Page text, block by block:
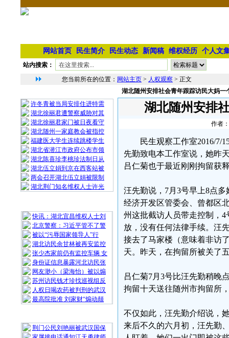
网站首页 民生简介 民生动态 新闻稿 维权经历 个人文
站内搜索：
您当前所在的位置： 网站主页 > 人权观察 > 正文
许冬青被当局安排住进特需
湖北徐丽君遭警察威胁对其
湖北徐丽君家门被日夜看守
湖北随州一家庭教会被指控
福建医大学生连续跳楼学生
湖北省潜江市政府公布市领
湖北陈喜珍李桃珍法制日从
湖北伍立娟到京在西客站被
两会召开湖北伍立娟被限制
湖北荆门知名维权人士许光
快讯：湖北宜昌维权人士刘
北京警察：习近平管不了警
被以“污辱国家领导人”行
湖北访民余甘林被再安监控
张少杰家前仍有监控车辆 女
身份证信息暴露河北访民张
网友渺小（梁海怡）被以煽
苏州访民钱才珍找巡视组反
人权日喝农药被判刑的武汉
最高院批准 刘家财“煽动颠
荆门公民刘艳丽被武汉国保
湖北随州安排社会青年跟踪访民大妈一
湖北随州安排
作者
民生观察工作室2016/7/
先勤致电本工作室说，她昨
吕仁菊也于最近刚刚拘留获
汪先勤说，7月3号早上8点
经济开发区管委会、曾都区
州这批截访人员带走控制，
放，没有任何法律手续。汪
接去了马家楼（意味着非访
天。昨天，在拘留所被关了
吕仁菊7月3号比汪先勤稍晚
拘留十天送往随州市拘留所
不仅如此，汪先勤介绍说，
来后不久的六月初，汪先勤